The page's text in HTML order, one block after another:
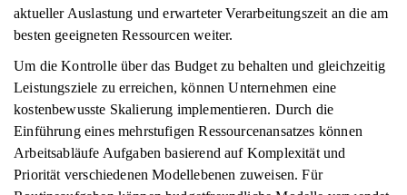
aktueller Auslastung und erwarteter Verarbeitungszeit an die am
besten geeigneten Ressourcen weiter.
Um die Kontrolle über das Budget zu behalten und gleichzeitig
Leistungsziele zu erreichen, können Unternehmen eine
kostenbewusste Skalierung implementieren. Durch die
Einführung eines mehrstufigen Ressourcenansatzes können
Arbeitsabläufe Aufgaben basierend auf Komplexität und
Priorität verschiedenen Modellebenen zuweisen. Für